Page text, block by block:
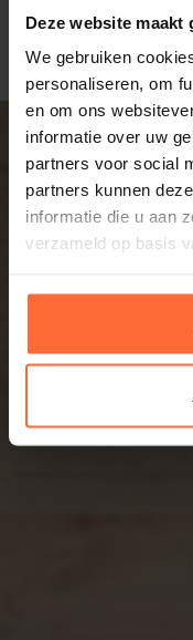
Deze website maakt
We gebruiken
personaliseren, om
en om ons
informatie over uw
partners voor social
partners kunnen
informatie die u aan
verzameld op basis